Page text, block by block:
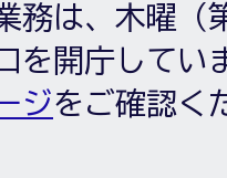
務は、木曜（
を開庁してい
ジをご確認く